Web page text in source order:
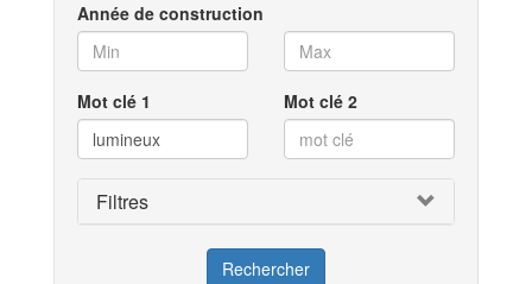
Année de construction
Mot clé 1 Mot clé 2
Filtres